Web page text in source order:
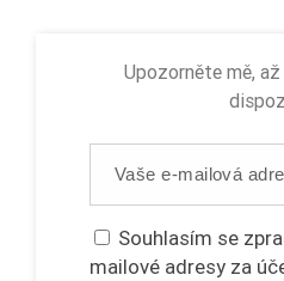
Upozorněte mě,
Souhlasím se
mailové adresy za